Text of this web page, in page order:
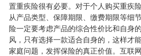
置重疾险很有必要。对于个人购买重疾
从产品类型、保障期限、缴费期限等细
险一定要考虑产品的综合性价比和自身
风，只有选择一款适合自身的，这样才
家庭问题，发挥保险的真正价值。互联